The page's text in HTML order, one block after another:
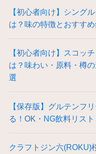
【初心者向け】シング
は？味の特徴とおすす
【初心者向け】スコッ
は？味わい・原料・樽
選
【保存版】グルテンフ
る！OK・NG飲料リス
クラフトジン六(ROKU)